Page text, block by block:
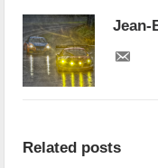
Jean-
Related posts